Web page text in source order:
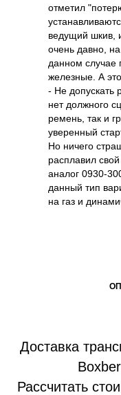
отметил
ведущий шкив,
очень давно,
данном случае
железные. А
- Не допускать
нет должного
ремень, так и
уверенный
Но ничего
расплавил
аналог 0930-
данный тип
на газ и
Доставка
Рассчитать